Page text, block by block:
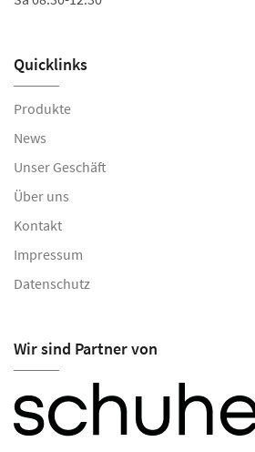
Quicklinks
Produkte
News
Unser Geschäft
Über uns
Kontakt
Impressum
Datenschutz
Wir sind Partner von